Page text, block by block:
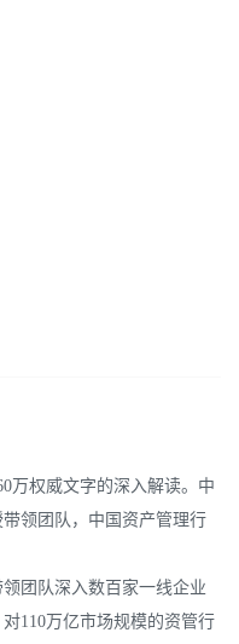
万权威文字的深入解读。中
领团队，中国资产管理行
团队深入数百家一线企业
110万亿市场规模的资管行